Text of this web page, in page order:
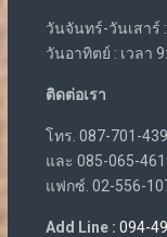
วันจันทร์-วันเสาร์ :
วันอาทิตย์ : เวลา
ติดต่อเรา
โทร. 087-701-
และ 085-065-
แฟกซ์. 02-556-
Add Line : 094-